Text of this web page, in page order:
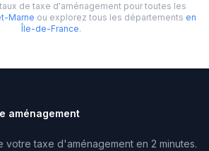
de taxe d'aménagement pour toutes les
Marne ou explorez tous les départements en
Île-de-France.
aménagement
votre taxe d'aménagement en 2 minutes.